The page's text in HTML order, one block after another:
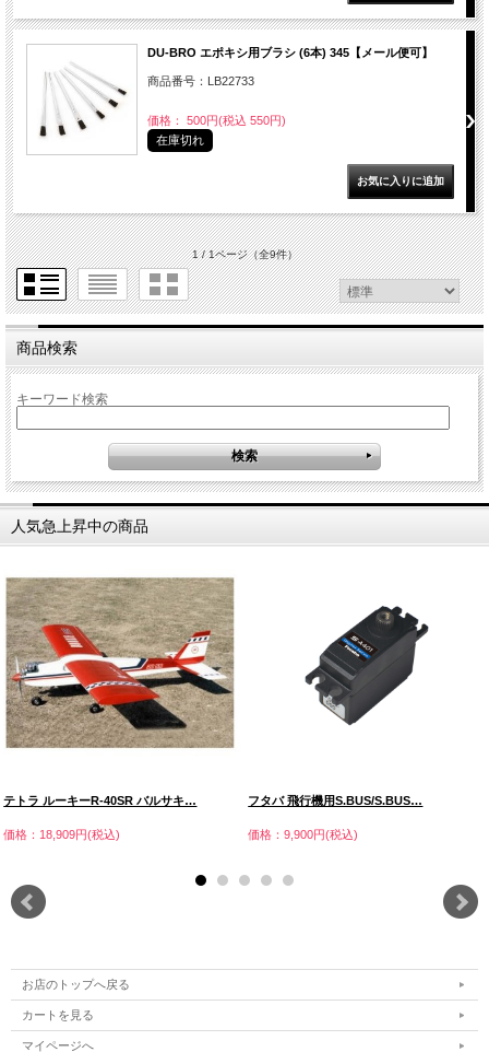
DU-BRO エポキシ用ブラシ (6本) 345【メール便可】
商品番号：LB22733
価格： 500円(税込 550円)
在庫切れ
1 / 1ページ（全9件）
商品検索
キーワード検索
人気急上昇中の商品
テトラ ルーキーR-40SR バルサキ…
価格：18,909円(税込)
フタバ 飛行機用S.BUS/S.BUS…
価格：9,900円(税込)
お店のトップへ戻る
カートを見る
マイページへ